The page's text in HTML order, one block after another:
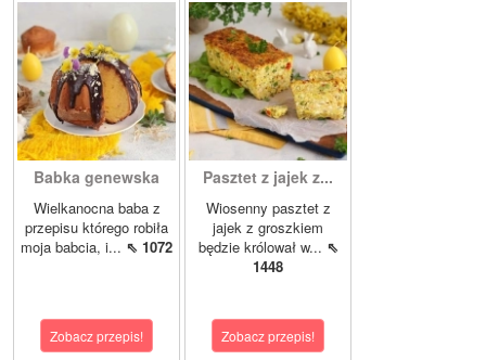
Babka genewska
Wielkanocna baba z
przepisu którego robiła
moja babcia, i... ⇖ 1072
Zobacz przepis!
Pasztet z jajek z...
Wiosenny pasztet z
jajek z groszkiem
będzie królował w... ⇖
1448
Zobacz przepis!